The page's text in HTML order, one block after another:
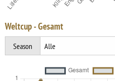
Weltcup - Gesamt
Season